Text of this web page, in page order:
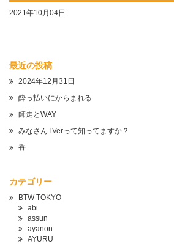
2021年10月04日
最近の投稿
2024年12月31日
酔っ払いにからまれる
師走とWAY
みなさんTVerって知ってますか？
香
カテゴリー
BTW TOKYO
abi
assun
ayanon
AYURU